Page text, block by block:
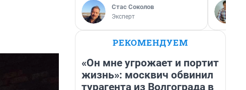
Стас Соколов
Эксперт
РЕКОМЕНДУЕМ
«Он мне угрожает и портит
жизнь»: москвич обвинил
турагента из Волгограда в